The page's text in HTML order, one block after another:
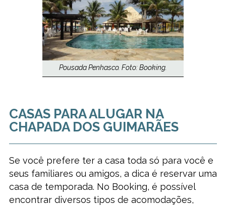
Pousada Penhasco. Foto: Booking.
CASAS PARA ALUGAR NA
CHAPADA DOS GUIMARÃES
Se você prefere ter a casa toda só para você e
seus familiares ou amigos, a dica é reservar uma
casa de temporada. No Booking, é possível
encontrar diversos tipos de acomodações,